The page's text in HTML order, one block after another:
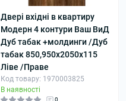
Двері вхідні в квартиру
Модерн 4 контури Ваш ВиД
Дуб табак +молдинги /Дуб
табак 850,950х2050х115
Ліве /Праве
Код товару: 1970003825
В наявності
0